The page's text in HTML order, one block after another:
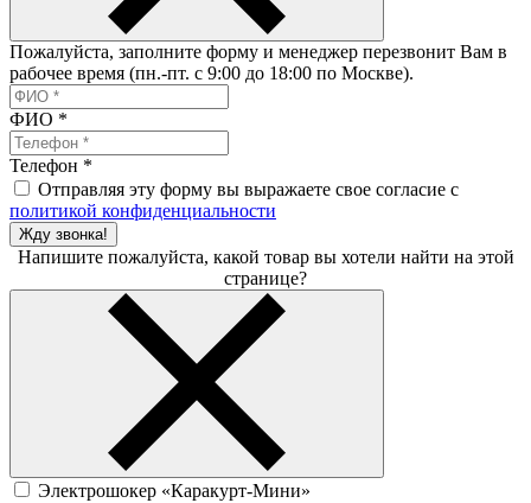
Пожалуйста, заполните форму и менеджер перезвонит Вам в
рабочее время (пн.-пт. с 9:00 до 18:00 по Москве).
ФИО *
Телефон *
Отправляя эту форму вы выражаете свое согласие с
политикой конфиденциальности
Жду звонка!
Напишите пожалуйста, какой товар вы хотели найти на этой
странице?
Электрошокер «Каракурт-Мини»